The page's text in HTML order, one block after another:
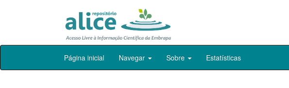
Skip
Página inicial Navegar Sobre Estatísticas